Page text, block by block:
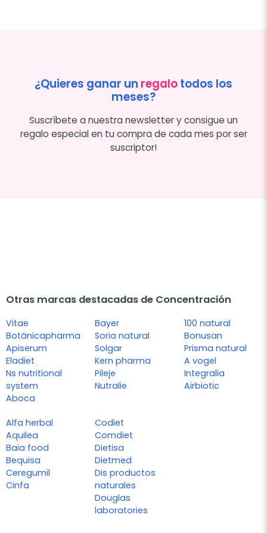
¿Quieres ganar un regalotodos los
meses?
Suscríbete a nuestra newsletter y consigue un
regalo especial en tu compra de cada mes por ser
suscriptor!
Otras marcas destacadas de Concentración
Vitae
Botánicapharma
Apiserum
Eladiet
Ns nutritional
system
Aboca
Bayer
Soria natural
Solgar
Kern pharma
Pileje
Nutralie
100 natural
Bonusan
Prisma natural
A vogel
Integralia
Airbiotic
Alfa herbal
Aquilea
Baia food
Bequisa
Ceregumil
Cinfa
Codiet
Comdiet
Dietisa
Dietmed
Dis productos
naturales
Douglas
laboratories